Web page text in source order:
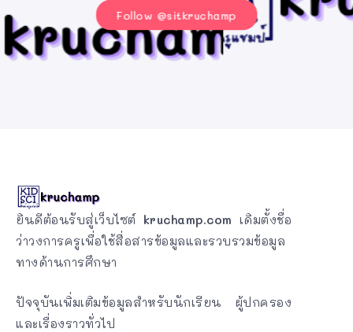
Follow @sitkruchamp
ยินดีต้อนรับสู่เว็บไซต์ kruchamp.com เดิมตั้งชื่อ
ว่าวงการครูเพื่อใช้สื่อสารข้อมูลและรวบรวมข้อมูล
ทางด้านการศึกษา
ปัจจุบันเพิ่มเติมข้อมูลสำหรับนักเรียน ผู้ปกครอง
และเรื่องราวทั่วไป